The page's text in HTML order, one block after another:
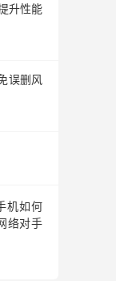
升性能
误删风
机如何
络对手